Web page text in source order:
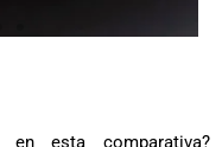
esta comparativa?